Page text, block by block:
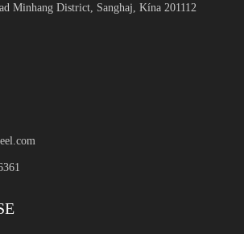
Minhang District, Sanghaj, Kína 201112